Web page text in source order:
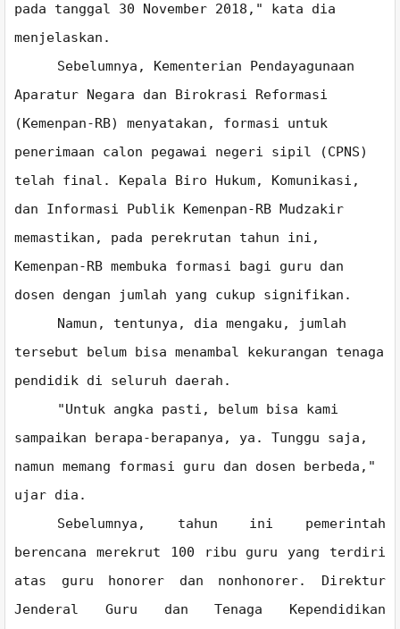
pada tanggal 30 November 2018," kata dia
menjelaskan.
Sebelumnya, Kementerian Pendayagunaan
Aparatur Negara dan Birokrasi Reformasi
(Kemenpan-RB) menyatakan, formasi untuk
penerimaan calon pegawai negeri sipil (CPNS)
telah final. Kepala Biro Hukum, Komunikasi,
dan Informasi Publik Kemenpan-RB Mudzakir
memastikan, pada perekrutan tahun ini,
Kemenpan-RB membuka formasi bagi guru dan
dosen dengan jumlah yang cukup signifikan.
Namun, tentunya, dia mengaku, jumlah
tersebut belum bisa menambal kekurangan tenaga
pendidik di seluruh daerah.
"Untuk angka pasti, belum bisa kami
sampaikan berapa-berapanya, ya. Tunggu saja,
namun memang formasi guru dan dosen berbeda,"
ujar dia.
Sebelumnya, tahun ini pemerintah
berencana merekrut 100 ribu guru yang terdiri
atas guru honorer dan nonhonorer. Direktur
Jenderal Guru dan Tenaga Kependidikan